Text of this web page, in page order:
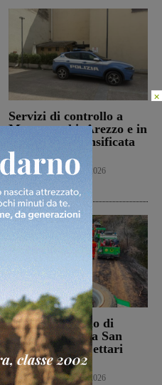
Servizi di controllo a
Montevarchi, Arezzo e in
provincia: intensificata
l’attività
Cronaca 8 Agosto 2026
Bucine, incendio di
oliveta e bosco a San
Pancrazio. Tre ettari
l’area bruciata
Cronaca 7 Agosto 2026
×